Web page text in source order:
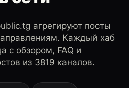
агрегируют посты
Каждый хаб
с обзором, FAQ и
из 3819 каналов.